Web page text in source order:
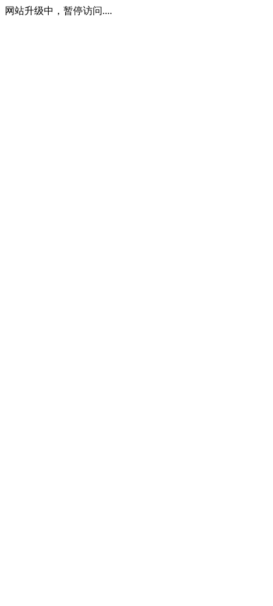
网站升级中，暂停访问....